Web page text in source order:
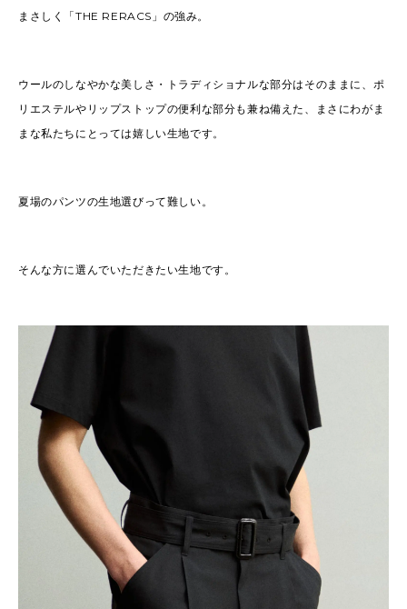
まさしく「THE RERACS」の強み。
ウールのしなやかな美しさ・トラディショナルな部分はそのままに、ポ
リエステルやリップストップの便利な部分も兼ね備えた、まさにわがま
まな私たちにとっては嬉しい生地です。
夏場のパンツの生地選びって難しい。
そんな方に選んでいただきたい生地です。